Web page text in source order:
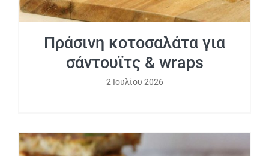
Πράσινη κοτοσαλάτα για
σάντουϊτς & wraps
2 Ιουλίου 2026